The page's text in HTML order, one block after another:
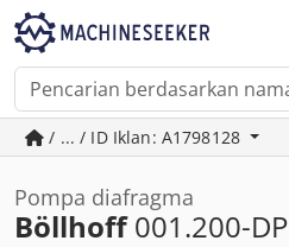
/ ... / ID Iklan: A1798128
Pompa diafragma
Böllhoff001.200-DP